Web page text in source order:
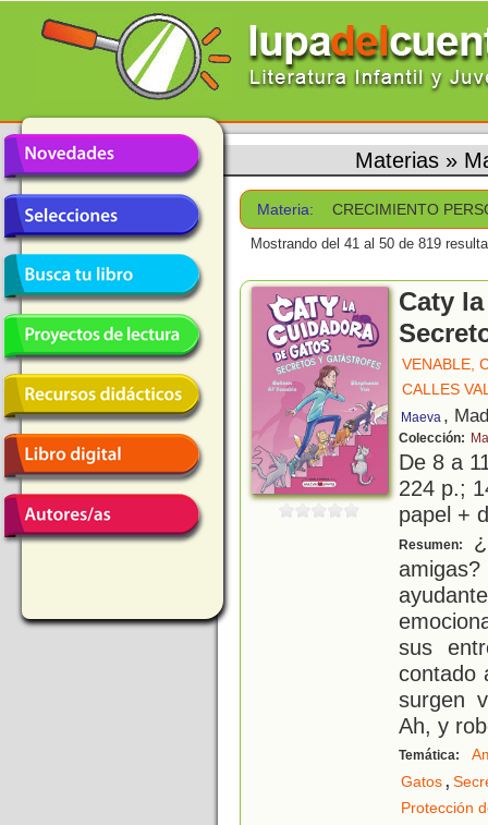
Materias »
Materia: CRECIMIENTO
Mostrando del 41 al 50 de 819
Caty
VENABLE,
CALLES
Maeva ,
Colección:
De 8 a
224 p.;
papel +
Resumen:
sus
contado
surgen
Ah, y
Temática:
Gatos,
Protección